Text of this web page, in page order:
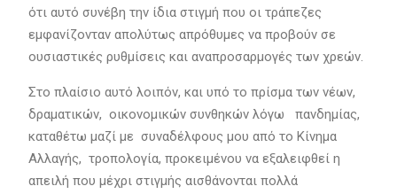
ότι αυτό συνέβη την ίδια στιγμή που οι τράπεζες
εμφανίζονταν απολύτως απρόθυμες να προβούν σε
ουσιαστικές ρυθμίσεις και αναπροσαρμογές των χρεών.
Στο πλαίσιο αυτό λοιπόν, και υπό το πρίσμα των νέων,
δραματικών, οικονομικών συνθηκών λόγω πανδημίας,
καταθέτω μαζί με συναδέλφους μου από το Κίνημα
Αλλαγής, τροπολογία, προκειμένου να εξαλειφθεί η
απειλή που μέχρι στιγμής αισθάνονται πολλά